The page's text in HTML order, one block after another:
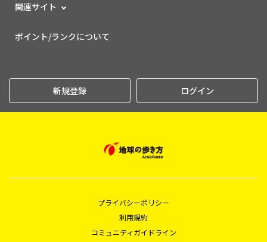
関連サイト
ポイント/ランクについて
新規登録 ログイン
プライバシーポリシー
利用規約
コミュニティガイドライン